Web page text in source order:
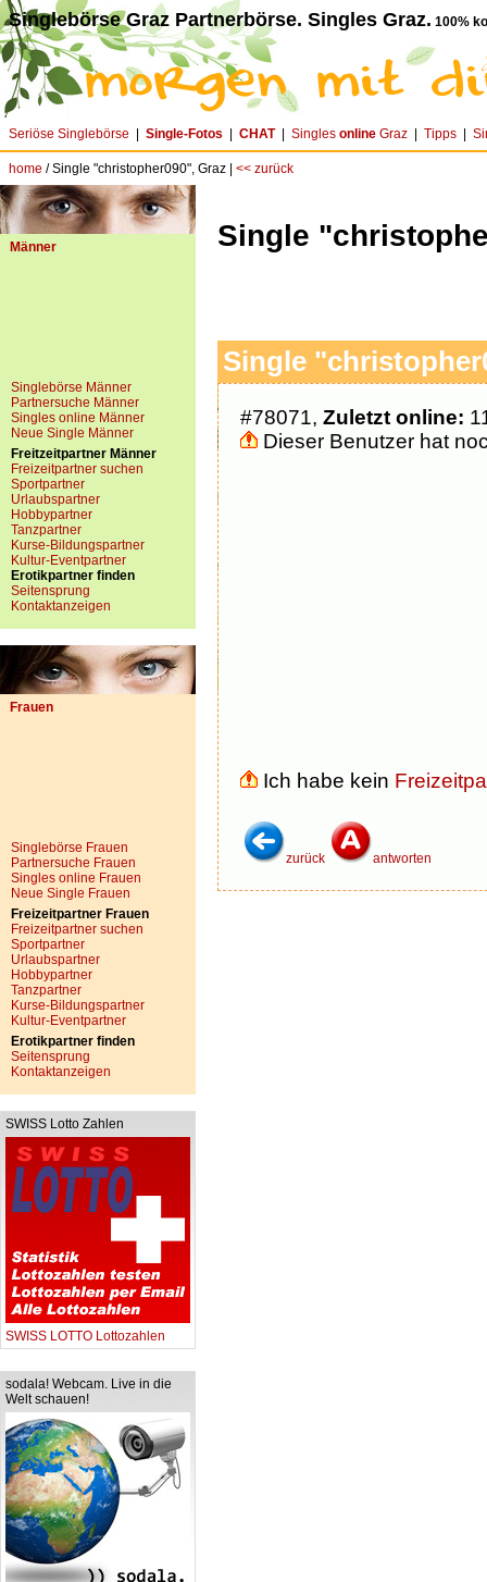
Singlebörse Graz Partnerbörse. Singles Graz. 100%
Seriöse Singlebörse Single-Fotos CHAT| Singles online Graz Tipps
home / Single "christopher090", Graz | << zurück
Männer
Singlebörse Männer
Partnersuche Männer
Singles online Männer
Neue Single Männer
Freitzeitpartner Männer
Freizeitpartner suchen
Sportpartner
Urlaubspartner
Hobbypartner
Tanzpartner
Kurse-Bildungspartner
Kultur-Eventpartner
Erotikpartner finden
Seitensprung
Kontaktanzeigen
Frauen
Singlebörse Frauen
Partnersuche Frauen
Singles online Frauen
Neue Single Frauen
Freizeitpartner Frauen
Freizeitpartner suchen
Sportpartner
Urlaubspartner
Hobbypartner
Tanzpartner
Kurse-Bildungspartner
Kultur-Eventpartner
Erotikpartner finden
Seitensprung
Kontaktanzeigen
SWISS Lotto Zahlen
SWISS LOTTO Lottozahlen
sodala! Webcam. Live in die
Welt schauen!
Single
Single
#78071, Zuletzt online:
Dieser Benutzer hat
Ich habe kein
zurück antworten